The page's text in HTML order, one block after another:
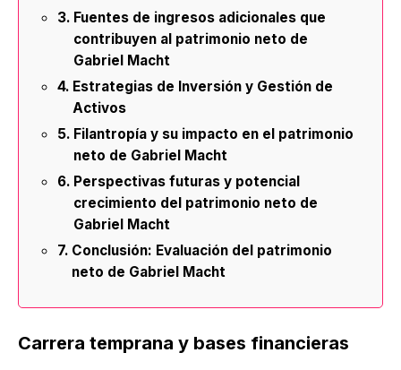
Fuentes de ingresos adicionales que
contribuyen al patrimonio neto de
Gabriel Macht
Estrategias de Inversión y Gestión de
Activos
Filantropía y su impacto en el patrimonio
neto de Gabriel Macht
Perspectivas futuras y potencial
crecimiento del patrimonio neto de
Gabriel Macht
Conclusión: Evaluación del patrimonio
neto de Gabriel Macht
Carrera temprana y bases financieras